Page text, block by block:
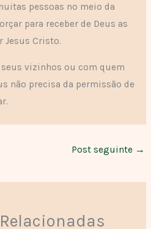
pessoas no meio da
para receber de Deus as
Jesus Cristo.
vizinhos ou com quem
não precisa da permissão de
Post seguinte →